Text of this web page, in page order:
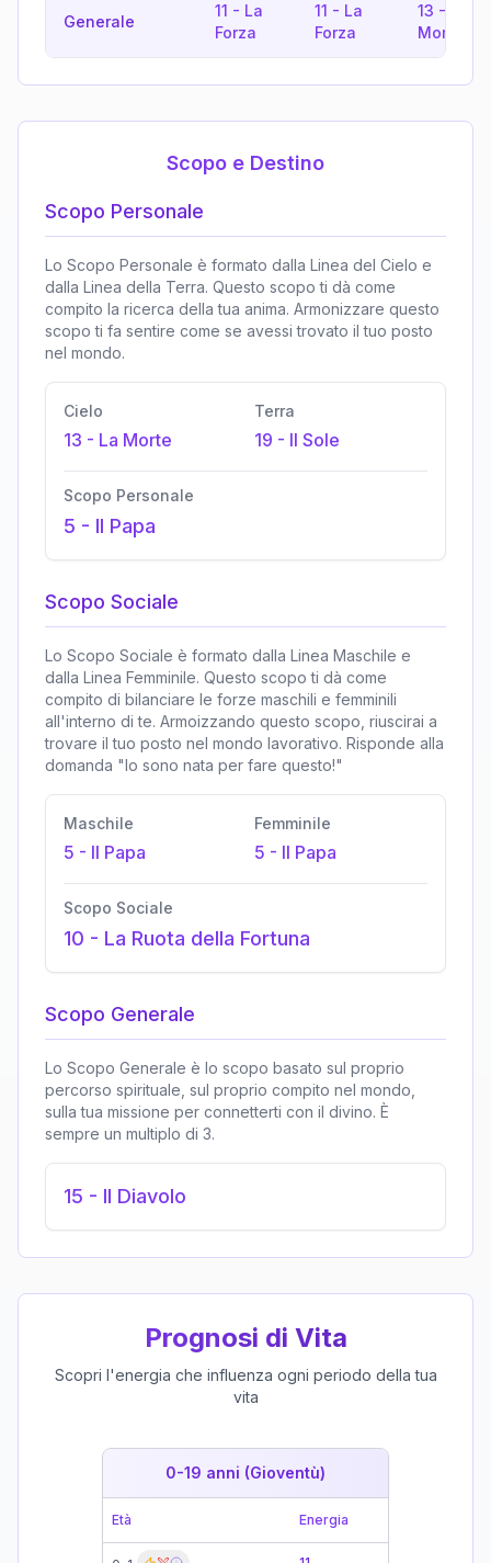
Generale
11 - La
Forza
11 - La
Forza
13 -
Morte
Scopo e Destino
Scopo Personale
Lo Scopo Personale è formato dalla Linea del Cielo e
dalla Linea della Terra. Questo scopo ti dà come
compito la ricerca della tua anima. Armonizzare questo
scopo ti fa sentire come se avessi trovato il tuo posto
nel mondo.
Cielo
13 - La Morte
Terra
19 - Il Sole
Scopo Personale
5 - Il Papa
Scopo Sociale
Lo Scopo Sociale è formato dalla Linea Maschile e
dalla Linea Femminile. Questo scopo ti dà come
compito di bilanciare le forze maschili e femminili
all'interno di te. Armoizzando questo scopo, riuscirai a
trovare il tuo posto nel mondo lavorativo. Risponde alla
domanda "Io sono nata per fare questo!"
Maschile
5 - Il Papa
Femminile
5 - Il Papa
Scopo Sociale
10 - La Ruota della Fortuna
Scopo Generale
Lo Scopo Generale è lo scopo basato sul proprio
percorso spirituale, sul proprio compito nel mondo,
sulla tua missione per connetterti con il divino. È
sempre un multiplo di 3.
15 - Il Diavolo
Prognosi di Vita
Scopri l'energia che influenza ogni periodo della tua
vita
0-19 anni (Gioventù)
Età Energia